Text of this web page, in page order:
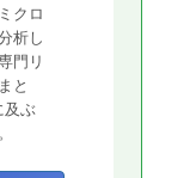
クロ
析し
門リ
と
及ぶ